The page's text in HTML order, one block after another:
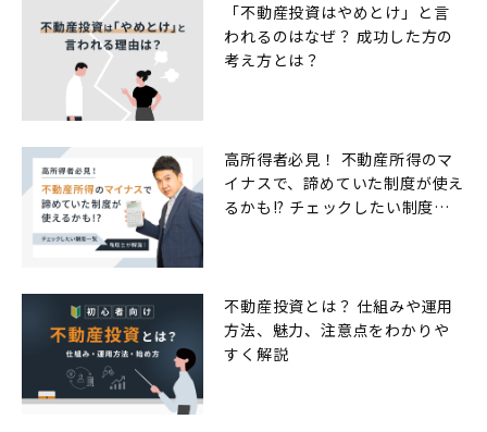
「不動産投資はやめとけ」と言
われるのはなぜ？ 成功した方の
考え方とは？
高所得者必見！ 不動産所得のマ
イナスで、諦めていた制度が使え
るかも!? チェックしたい制度一
不動産投資とは？ 仕組みや運用
方法、魅力、注意点をわかりや
すく解説